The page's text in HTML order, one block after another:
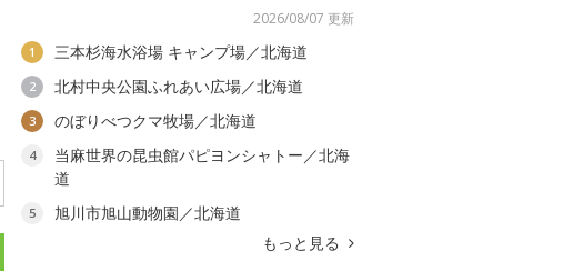
2026/08/07 更新
1 三本杉海水浴場 キャンプ場／北海道
2 北村中央公園ふれあい広場／北海道
3 のぼりべつクマ牧場／北海道
4
当麻世界の昆虫館パピヨンシャトー／北海
道
5
旭川市旭山動物園／北海道
もっと見る